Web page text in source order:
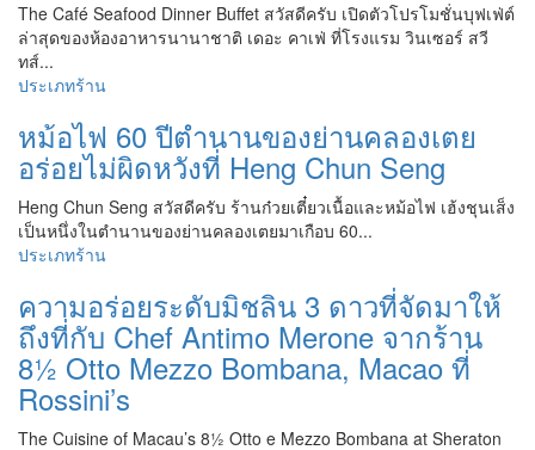
The Café Seafood Dinner Buffet สวัสดีครับ เปิดตัวโปรโมชั่นบุฟเฟ่ต์
ล่าสุดของห้องอาหารนานาชาติ เดอะ คาเฟ่ ที่โรงแรม วินเซอร์ สวี
ทส์...
ประเภทร้าน
หม้อไฟ 60 ปีตำนานของย่านคลองเตย
อร่อยไม่ผิดหวังที่ Heng Chun Seng
Heng Chun Seng สวัสดีครับ ร้านก๋วยเตี๋ยวเนื้อและหม้อไฟ เฮ้งชุนเส็ง
เป็นหนึ่งในตำนานของย่านคลองเตยมาเกือบ 60...
ประเภทร้าน
ความอร่อยระดับมิชลิน 3 ดาวที่จัดมาให้
ถึงที่กับ Chef Antimo Merone จากร้าน
8½ Otto Mezzo Bombana, Macao ที่
Rossini’s
The Cuisine of Macau’s 8½ Otto e Mezzo Bombana at Sheraton